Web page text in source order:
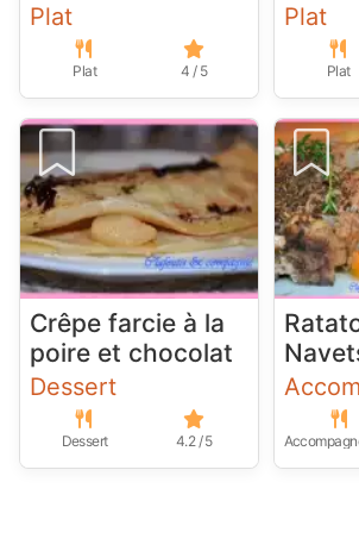
Plat
Plat 4 / 5
Plat
Plat
Crêpe farcie à la
poire et chocolat
Dessert
Dessert 4.2 / 5